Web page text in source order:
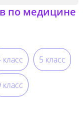
по медицине
класс 5 класс
класс